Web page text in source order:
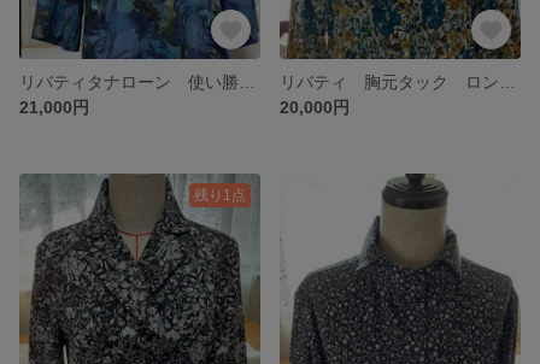
21,000円
20,000円
残り1点